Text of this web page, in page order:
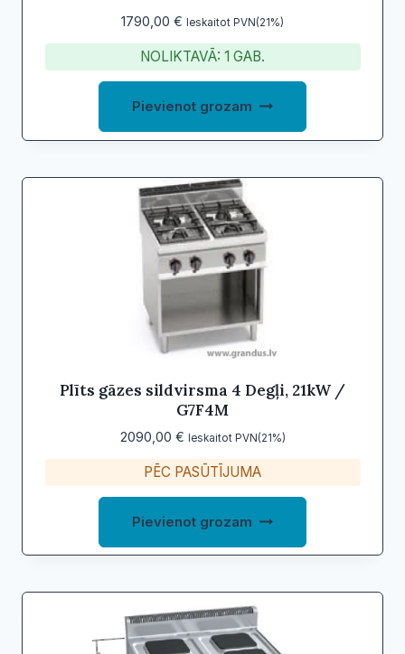
1790,00 € Ieskaitot PVN(21%)
NOLIKTAVĀ: 1 GAB.
Pievienot grozam
Plīts gāzes sildvirsma 4 Degļi, 21kW /
G7F4M
2090,00 € Ieskaitot PVN(21%)
PĒC PASŪTĪJUMA
Pievienot grozam